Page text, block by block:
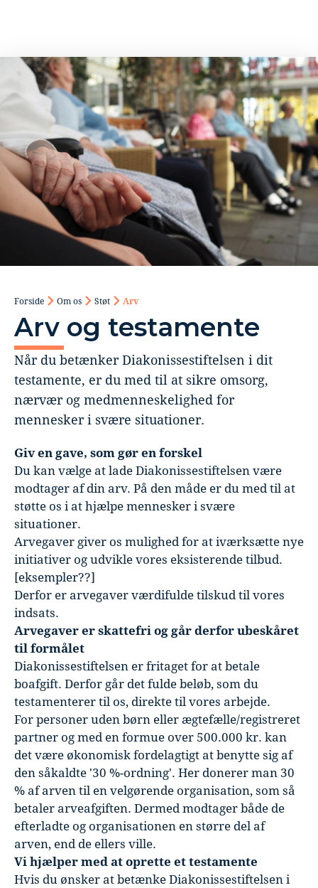
Forside Om os Støt Arv
Arv og testamente
Når du betænker Diakonissestiftelsen i dit
testamente, er du med til at sikre omsorg,
nærvær og medmenneskelighed for
mennesker i svære situationer.
Giv en gave, som gør en forskel
Du kan vælge at lade Diakonissestiftelsen være
modtager af din arv. På den måde er du med til at
støtte os i at hjælpe mennesker i svære
situationer.
Arvegaver giver os mulighed for at iværksætte nye
initiativer og udvikle vores eksisterende tilbud.
[eksempler??]
Derfor er arvegaver værdifulde tilskud til vores
indsats.
Arvegaver er skattefri og går derfor ubeskåret
til formålet
Diakonissestiftelsen er fritaget for at betale
boafgift. Derfor går det fulde beløb, som du
testamenterer til os, direkte til vores arbejde.
For personer uden børn eller ægtefælle/registreret
partner og med en formue over 500.000 kr. kan
det være økonomisk fordelagtigt at benytte sig af
den såkaldte '30 %-ordning'. Her donerer man 30
% af arven til en velgørende organisation, som så
betaler arveafgiften. Dermed modtager både de
efterladte og organisationen en større del af
arven, end de ellers ville.
Vi hjælper med at oprette et testamente
Hvis du ønsker at betænke Diakonissestiftelsen i